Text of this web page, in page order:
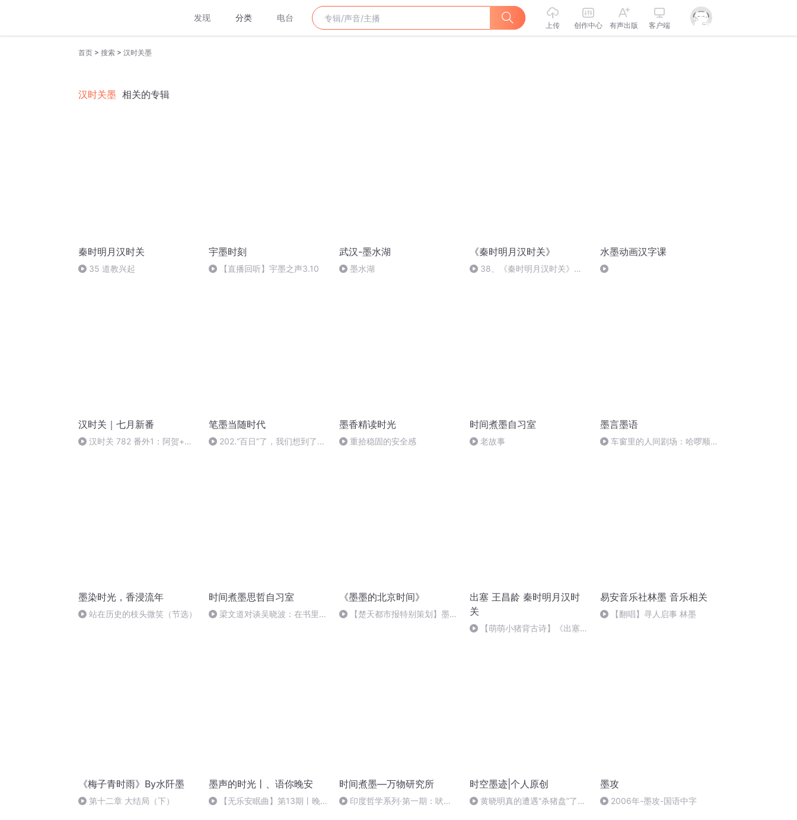
发现 分类 电台
上传 创作中心 有声出版 客户端
首页 > 搜索 > 汉时关墨
汉时关墨 相关的专辑
秦时明月汉时关
35 道教兴起
宇墨时刻
【直播回听】宇墨之声3.10
武汉-墨水湖
墨水湖
《秦时明月汉时关》
38、《秦时明月汉时关》文
水墨动画汉字课
汉时关｜七月新番
汉时关 782 番外1：阿贺+完
笔墨当随时代
202.“百日”了，我们想到了9
墨香精读时光
重拾稳固的安全感
时间煮墨自习室
老故事
墨言墨语
车窗里的人间剧场：哈啰顺风
墨染时光，香浸流年
站在历史的枝头微笑（节选）
时间煮墨思哲自习室
梁文道对谈吴晓波：在书里，
《墨墨的北京时间》
【楚天都市报特别策划】墨墨
出塞 王昌龄 秦时明月汉时
关
【萌萌小猪背古诗】《出塞》
易安音乐社林墨 音乐相关
【翻唱】寻人启事 林墨
《梅子青时雨》By水阡墨
第十二章 大结局（下）
墨声的时光丨、语你晚安
【无乐安眠曲】第13期丨晚
时间煮墨—万物研究所
印度哲学系列·第一期：吠陀
时空墨迹|个人原创
黄晓明真的遭遇“杀猪盘”了
墨攻
2006年-墨攻-国语中字